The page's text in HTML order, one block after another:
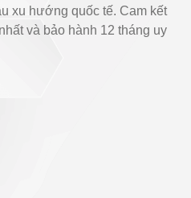
xu hướng quốc tế. Cam kết
và bảo hành 12 tháng uy